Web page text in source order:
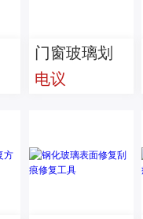
门窗玻璃划
痕修复小妙
电议